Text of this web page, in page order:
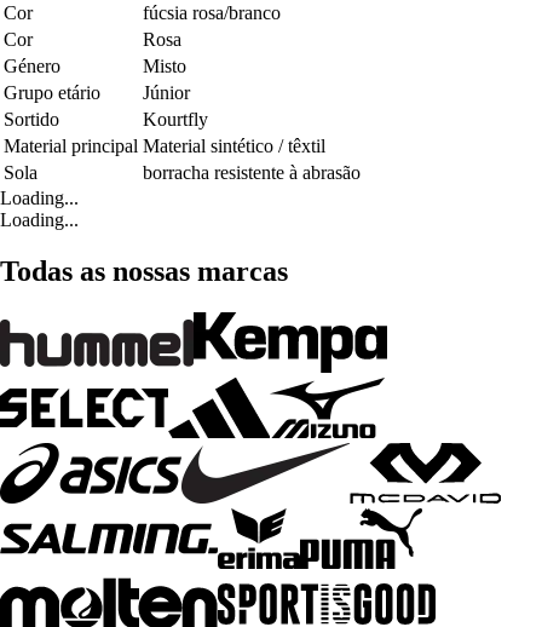
Cor
fúcsia rosa/branco
Cor
Rosa
Género
Misto
Grupo etário
Júnior
Sortido
Kourtfly
Material principal Material sintético / têxtil
Sola
borracha resistente à abrasão
Loading...
Loading...
Todas as nossas marcas